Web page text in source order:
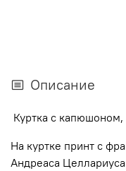
Описание
Куртка с
На куртке принт с
Андреаса